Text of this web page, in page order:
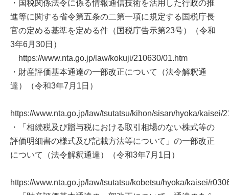
・国税関係法令に係る情報通信技術を活用した行政の推
進等に関する省令第五条の二第一項に規定する国税庁長
官の定める基準を定める件（国税庁告示第23号）（令和
3年6月30日）
https://www.nta.go.jp/law/kokuji/210630/01.htm
・財産評価基本通達の一部改正について（法令解釈通
達）（令和3年7月1日）
https://www.nta.go.jp/law/tsutatsu/kihon/sisan/hyoka/kaisei/
・「相続税及び贈与税における取引相場のない株式等の
評価明細書の様式及び記載方法等について」の一部改正
について（法令解釈通達）（令和3年7月1日）
https://www.nta.go.jp/law/tsutatsu/kobetsu/hyoka/kaisei/